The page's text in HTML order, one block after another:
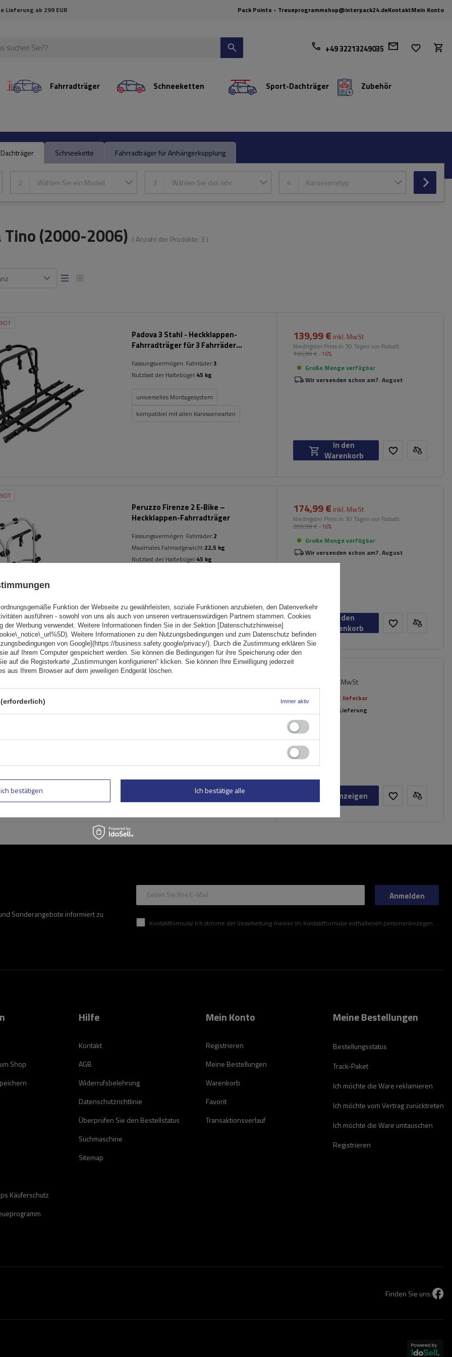
Lieferung ab 299 EUR Pack Points - Treueprogrammshop@interpack24.deKontaktMein Konto
+49 32213249035
Fahrradträger Schneeketten Sport-Dachträger Zubehör
Dachträger Schneekette Fahrradträger für Anhängerkupplung
2 Wählen Sie ein Modell 3 Wählen Sie das Jahr 4 Karosserietyp
Tino (2000-2006) ( Anzahl der Produkte: 3 )
Padova 3 Stahl - Heckklappen-
Fahrradträger für 3 Fahrräder
Fassungsvermögen: Fahrräder:3
Nutzlast der Haltebügel:45 kg
universelles Montagesystem
kompatibel mit allen Karosseriearten
139,99 € inkl. MwSt
Niedrigster Preis in 30 Tagen vor Rabatt:
166,99 € -16%
Große Menge verfügbar
Wir versenden schon am7. August
In den
Warenkorb
Peruzzo Firenze 2 E-Bike –
Heckklappen-Fahrradträger
Fassungsvermögen: Fahrräder:2
Maximales Fahrradgewicht:22,5 kg
Nutzlast der Haltebügel:45 kg
174,99 € inkl. MwSt
Niedrigster Preis in 30 Tagen vor Rabatt:
209,99 € -16%
Große Menge verfügbar
Wir versenden schon am7. August
In den
Warenkorb
Dachgepäckträger
inkl. MwSt
Aktuell nicht lieferbar
Individuelle Lieferung
Produkt anzeigen
Sonderangebote informiert zu
Geben Sie Ihre E-Mail
Kontaktformular Ich stimme der Verarbeitung meiner im Kontaktformular enthaltenen personenbezogenen Daten gemäß der Verordnung (EU) des Europäischen Parlaments und des Rates zu.
Anmelden
Shop
Käuferschutz
Hilfe
Kontakt
AGB
Widerrufsbelehrung
Datenschutzrichtlinie
Überprüfen Sie den Bestellstatus
Suchmaschine
Sitemap
Mein Konto
Registrieren
Meine Bestellungen
Warenkorb
Favorit
Transaktionsverlauf
Meine Bestellungen
Bestellungsstatus
Track-Paket
Ich möchte die Ware reklamieren
Ich möchte vom Vertrag zurücktreten
Ich möchte die Ware umtauschen
Registrieren
Finden Sie uns:
Funktion der Webseite zu gewährleisten, soziale Funktionen anzubieten, den Datenverkehr
ausführen - sowohl von uns als auch von unseren vertrauenswürdigen Partnern stammen. Cookies
der Werbung verwendet. Weitere Informationen finden Sie in der Sektion [Datenschutzhinweise]
Weitere Informationen zu den Nutzungsbedingungen und zum Datenschutz befinden
von Google](https://business.safety.google/privacy/). Durch die Zustimmung erklären Sie
auf Ihrem Computer gespeichert werden. Sie können die Bedingungen für ihre Speicherung oder den
auf die Registerkarte „Zustimmungen konfigurieren“ klicken. Sie können Ihre Einwilligung jederzeit
aus Ihrem Browser auf dem jeweiligen Endgerät löschen.
Immer aktiv
bestätigen Ich bestätige alle